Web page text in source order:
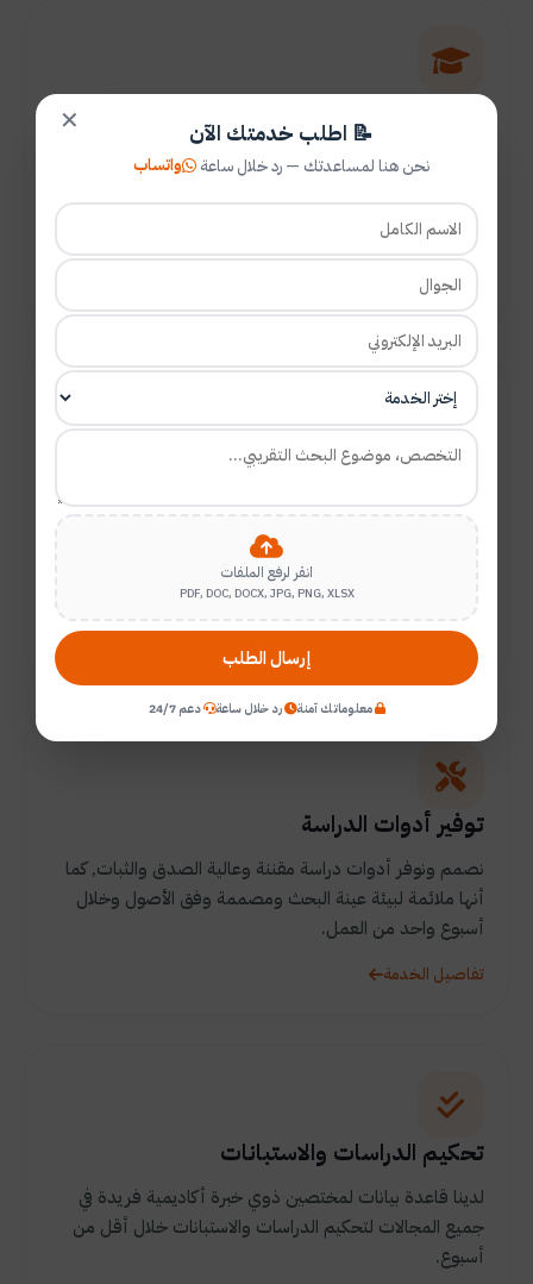
توفير القبول للدراسة واللغة
خدمة أساسها مصداقية العمل حيث نقوم بالتسجيل في
الجامعات المعتمدة وكذلك التسجيل في مراكز اللغة الإنجليزية
والتقديم على الجامعات الموصى بها من خلال متابعة مستمرة
لمستجدات الطلب.
تفاصيل الخدمة
توفير المراجع وتلخيص الدراسات السابقة
لدينا وبشكل حصري مئات آلاف الدراسات الكاملة والتي تضم
مراجع علمية حديثة في جميع التخصصات كما نقوم بتلخيص
الدراسات بشكل مكتمل العناصر باللغة العربية و/أو الإنجليزية
مع التوثيق الصحيح.
تفاصيل الخدمة
توفير أدوات الدراسة
نصمم ونوفر أدوات دراسة مقننة وعالية الصدق والثبات, كما
أنها ملائمة لبيئة عينة البحث ومصممة وفق الأصول وخلال
أسبوع واحد من العمل.
تفاصيل الخدمة
تحكيم الدراسات والاستبانات
لدينا قاعدة بيانات لمختصين ذوي خبرة أكاديمية فريدة في
جميع المجالات لتحكيم الدراسات والاستبانات خلال أقل من
أسبوع.
✕ 📝 اطلب خدمتك الآن
نحن هنا لمساعدتك — رد خلال ساعة واتساب
انقر لرفع الملفات
PDF, DOC, DOCX, JPG, PNG, XLSX
إرسال الطلب
معلوماتك آمنة رد خلال ساعة دعم 24/7